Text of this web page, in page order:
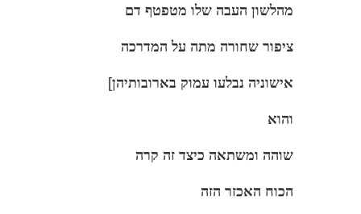
מהלשון העבה שלו מטפטף דם
ציפור שחורה מתה על המדרכה
אישוניה נבלעו עמוק בארובותיהן]
והוא
שוהה ומשתאה כיצד זה קרה
הכוח האכזר הזה